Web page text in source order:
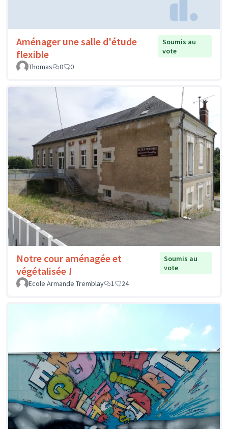
Aménager une salle d'étude
flexible
Soumis au
vote
Thomas
0 0
Notre cour aménagée et
végétalisée !
Soumis au
vote
Ecole Armande Tremblay
1 24